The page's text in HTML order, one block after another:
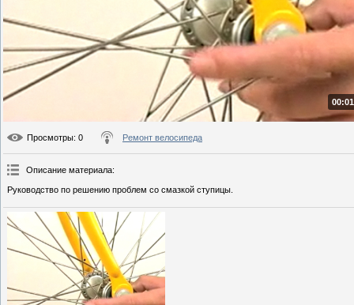
Просмотры: 0 Ремонт велосипеда
Описание материала:
Руководство по решению проблем со смазкой ступицы.